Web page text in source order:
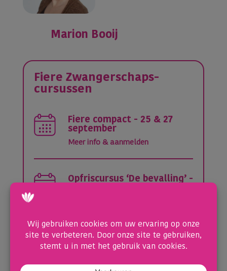
Marion Booij
Fiere Zwangerschaps-
cursussen
Fiere compact - 25 & 27
september
Meer info & aanmelden
Opfriscursus ‘De bevalling’ -
De bevalling - 27 september
Meer info & aanmelden